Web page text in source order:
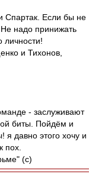
Спартак. Если бы не
надо принижать
личности!
и Тихонов,
- заслуживают
биты. Пойдём и
я давно этого хочу и
пох.
(с)